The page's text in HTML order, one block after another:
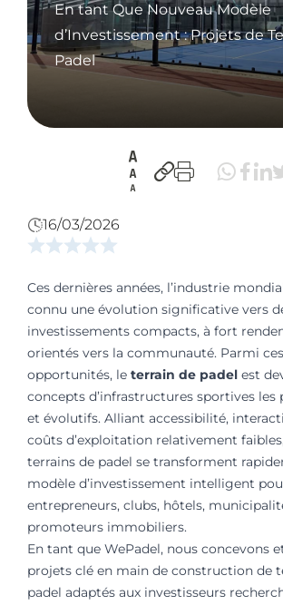
En tant Que Nouveau Modèle
d’Investissement : Projets de
Padel
16/03/2026
Ces dernières années, l’industrie
connu une évolution significative vers
investissements compacts, à fort
orientés vers la communauté. Parmi
opportunités, le terrain de padel est
concepts d’infrastructures sportives les
et évolutifs. Alliant accessibilité,
coûts d’exploitation relativement
terrains de padel se transforment
modèle d’investissement intelligent
entrepreneurs, clubs, hôtels,
promoteurs immobiliers.
En tant que WePadel, nous concevons
projets clé en main de construction de
padel adaptés aux investisseurs